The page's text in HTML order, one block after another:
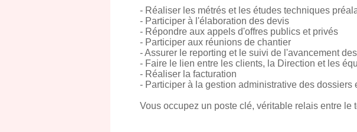
- Réaliser les métrés et les études techniques
- Participer à l'élaboration des devis
- Répondre aux appels d'offres publics et privés
- Participer aux réunions de chantier
- Assurer le reporting et le suivi de l'avancement
- Faire le lien entre les clients, la Direction et les
- Réaliser la facturation
- Participer à la gestion administrative des
Vous occupez un poste clé, véritable relais entre le